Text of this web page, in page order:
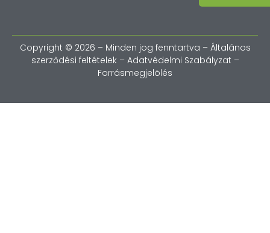
Copyright © 2026 – Minden jog fenntartva – Általános
szerződési feltételek – Adatvédelmi Szabályzat –
Forrásmegjelölés